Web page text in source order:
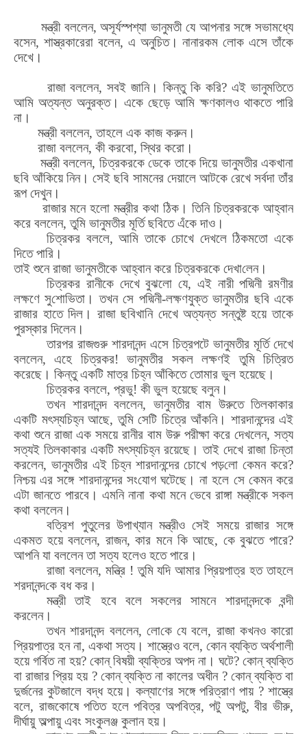
মন্ত্রী বললেন, অসূর্যস্পশ্যা ভানুমতী যে আপনার সঙ্গে সভামধ্যে
বসেন, শাস্ত্রকারেরা বলেন, এ অনুচিত। নানারকম লোক এসে তাঁকে
দেখে।
রাজা বললেন, সবই জানি। কিন্তু কি করি? এই ভানুমতিতে
আমি অত্যন্ত অনুরক্ত। একে ছেড়ে আমি ক্ষণকালও থাকতে পারি
না।
মন্ত্রী বললেন, তাহলে এক কাজ করুন।
রাজা বললেন, কী করবো, স্থির করো।
মন্ত্রী বললেন, চিত্রকরকে ডেকে তাকে দিয়ে ভানুমতীর একখানা
ছবি আঁকিয়ে নিন। সেই ছবি সামনের দেয়ালে আটকে রেখে সর্বদা তাঁর
রূপ দেখুন।
রাজার মনে হলো মন্ত্রীর কথা ঠিক। তিনি চিত্রকরকে আহ্বান
করে বললেন, তুমি ভানুমতীর মূর্তি ছবিতে এঁকে দাও।
চিত্রকর বললে,আমি তাকে চোখে দেখলে ঠিকমতো একে
দিতে পারি।
তাই শুনে রাজা ভানুমতীকে আহ্বান করে চিত্রকরকে দেখালেন।
চিত্রকর রানীকে দেখে বুঝলো যে, এই নারী পদ্মিনী রমণীর
লক্ষণে সুশোভিতা। তখন সে পদ্মিনী-লক্ষণযুক্ত ভানুমতীর ছবি একে
রাজার হাতে দিল। রাজা ছবিখানি দেখে অত্যন্ত সন্তুষ্ট হয়ে তাকে
পুরস্কার দিলেন।
তারপর রাজগুরু শারদানন্দ এসে চিত্রপটে ভানুমতীর মূর্তি দেখে
বললেন,এহে চিত্রকর! ভানুমতীর সকল লক্ষণই তুমি চিত্রিত
করেছে। কিন্তু একটি মাত্র চিহ্ন আঁকিতেতোমার ভুল হয়েছে।
চিত্রকর বললে, প্রভু! কী ভুল হয়েছে বলুন।
তখন শারদানন্দ বললেন, ভানুমতীর বাম উরুতে তিলকাকার
একটি মৎস্যচিহ্ন আছে,তুমি সেটি চিত্রে আঁকনি। শারদানন্দের এই
কথা শুনে রাজা এক সময়ে রানীর বাম উরুপরীক্ষা করে দেখলেন,সত্য
সত্যই তিলকাকার একটি মৎস্যচিহ্ন রয়েছে। তাই দেখে রাজা চিন্তা
করলেন, ভানুমতীর এই চিহ্ন শারদানন্দের চোখে পড়লো কেমন করে?
নিশ্চয় এর সঙ্গে শারদানন্দের সংযোগ ঘটেছে। না হলে সে কেমন করে
এটা জানতে পারবে। এমনি নানা কথা মনে ভেবে রাঙ্গা মন্ত্রীকে সকল
কথা বললেন।
বত্রিশ পুতুলের উপাখ্যান মন্ত্রীও সেই সময়ে রাজার সঙ্গে
একমত হয়ে বললেন, রাজন, কার মনে কি আছে, কে বুঝতে পারে?
আপনি যা বললেন তা সত্য হলেও হতে পারে।
রাজা বললেন, মন্ত্রি ! তুমি যদি আমার প্রিয়পাত্র হত তাহলে
শরদানন্দকে বধকর ।
মন্ত্রী তাই হবে বলে সকলের সামনে শারদানন্দকে বন্দী
করলেন।
তখন শারদানন্দ বললেন, লোকে যে বলে, রাজা কখনও কারো
প্রিয়পাত্র হন না, একথা সত্য। শাস্ত্রেও বলে, কোন ব্যক্তি অর্থশালী
হয়ে গর্বিত না হয়?কোন্ বিষয়ী ব্যক্তির অপদ না। ঘটে? কোন্ ব্যক্তি
বা রাজার প্রিয় হয় ? কোন্ ব্যক্তি না কালের অধীন ? কোন্ ব্যক্তি বা
দুর্জনের কুটজালে বদ্ধ হয়ে। কল্যাণের সঙ্গে পরিত্রাণ পায় ?শাস্ত্রে
বলে, রাজকোষে পতিত হলে পবিত্র অপবিত্র,পটু অপটু,বীর ভীরু,
দীর্ঘায়ু অল্পায়ু এবং সংকুলঞ্জ কুলান হয়।